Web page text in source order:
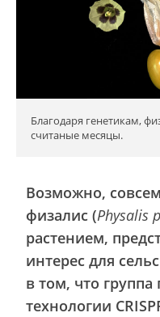
Благодаря генетикам,
считаные месяцы.
Возможно,
физалис (Physalis
растением,
интерес для
в том, что
технологии